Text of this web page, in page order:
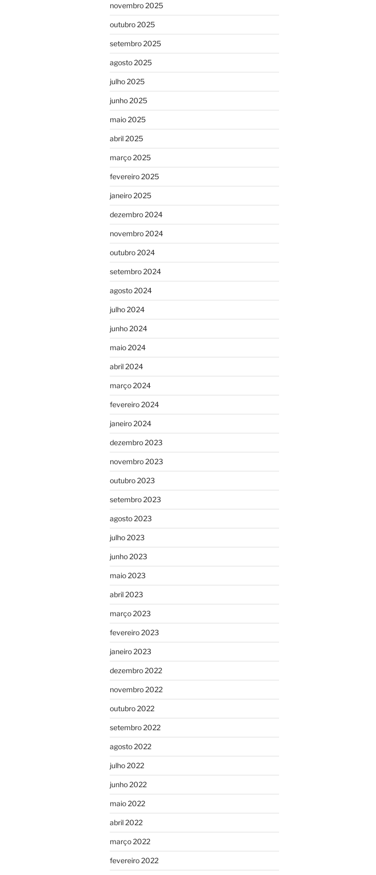
novembro 2025
outubro 2025
setembro 2025
agosto 2025
julho 2025
junho 2025
maio 2025
abril 2025
março 2025
fevereiro 2025
janeiro 2025
dezembro 2024
novembro 2024
outubro 2024
setembro 2024
agosto 2024
julho 2024
junho 2024
maio 2024
abril 2024
março 2024
fevereiro 2024
janeiro 2024
dezembro 2023
novembro 2023
outubro 2023
setembro 2023
agosto 2023
julho 2023
junho 2023
maio 2023
abril 2023
março 2023
fevereiro 2023
janeiro 2023
dezembro 2022
novembro 2022
outubro 2022
setembro 2022
agosto 2022
julho 2022
junho 2022
maio 2022
abril 2022
março 2022
fevereiro 2022